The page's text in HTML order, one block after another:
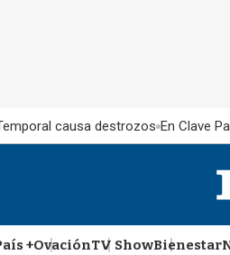
causa destrozos En Clave
+OvaciónTV ShowBienestar